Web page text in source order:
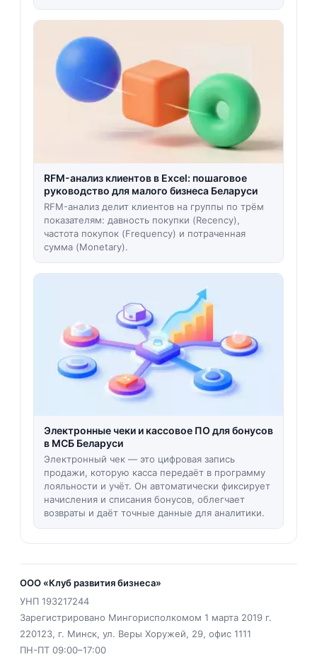
RFM-анализ клиентов в Excel: пошаговое
руководство для малого бизнеса Беларуси
RFM-анализ делит клиентов на группы по трём
показателям: давность покупки (Recency),
частота покупок (Frequency) и потраченная
сумма (Monetary).
Электронные чеки и кассовое ПО для бонусов
в МСБ Беларуси
Электронный чек — это цифровая запись
продажи, которую касса передаёт в программу
лояльности и учёт. Он автоматически фиксирует
начисления и списания бонусов, облегчает
возвраты и даёт точные данные для аналитики.
ООО «Клуб развития бизнеса»
УНП 193217244
Зарегистрировано Мингорисполкомом 1 марта 2019 г.
220123, г. Минск, ул. Веры Хоружей, 29, офис 1111
ПН-ПТ 09:00–17:00